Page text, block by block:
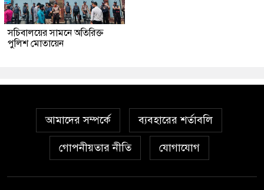
সচিবালয়ের সামনে অতিরিক্ত
পুলিশ মোতায়েন
আমাদের সম্পর্কে ব্যবহারের শর্তাবলি
গোপনীয়তার নীতি যোগাযোগ